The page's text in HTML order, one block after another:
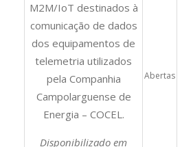
M2M/IoT destinados à
comunicação de dados
dos equipamentos de
telemetria utilizados
pela Companhia
Campolarguense de
Energia – COCEL.
Disponibilizado em
Abertas